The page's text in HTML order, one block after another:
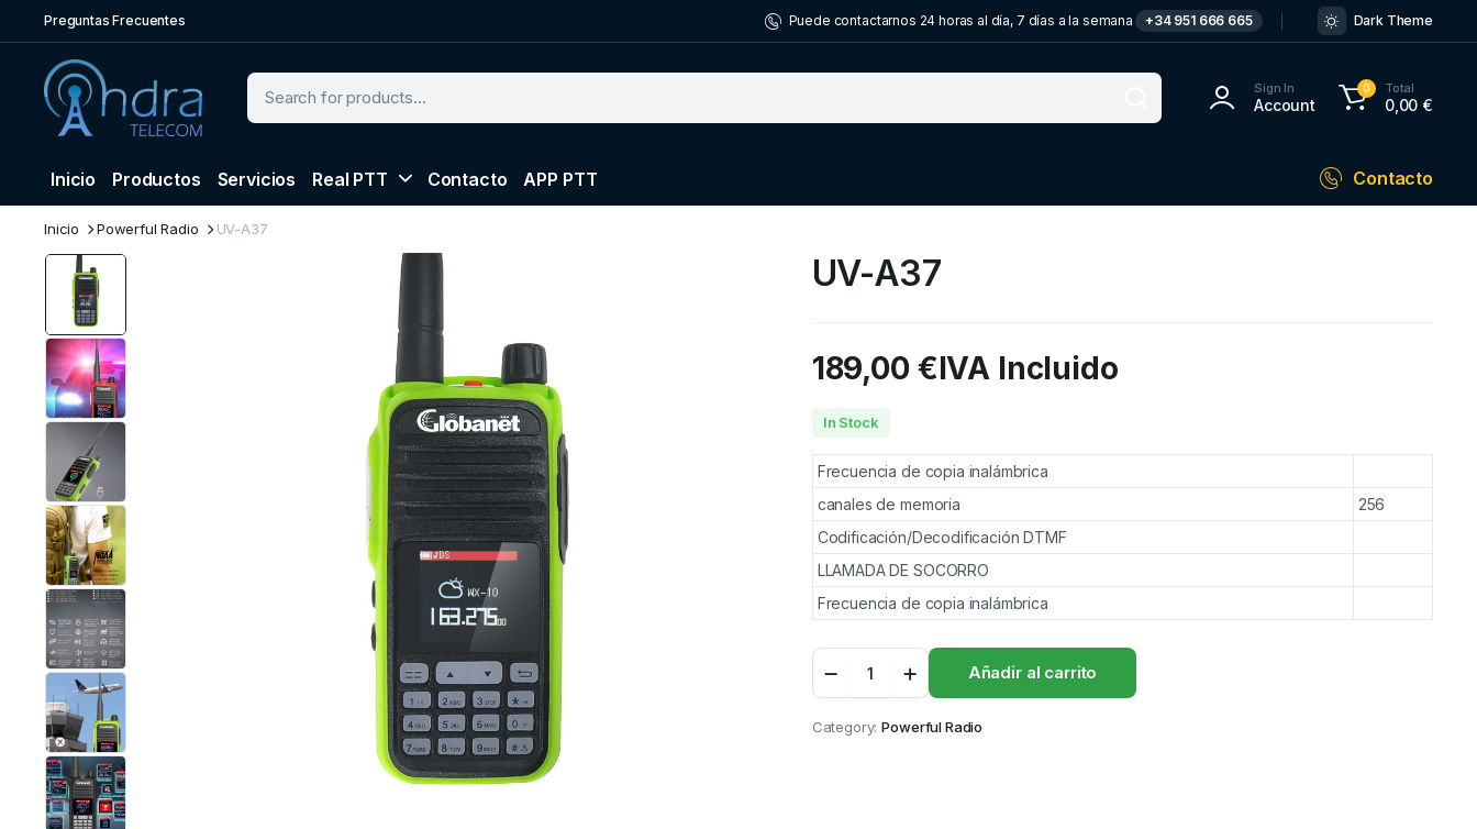
Preguntas Frecuentes Puede contactarnos 24 horas al día, 7 días a la semana +34 951 666 665 Dark Theme
Sign In
Account
0 Total
0,00 €
Inicio Productos Servicios Real PTT Contacto APP PTT Contacto
Inicio Powerful Radio UV-A37
UV-A37
189,00 €IVA Incluido
In Stock
Frecuencia de copia inalámbrica
canales de memoria
256
Codificación/Decodificación DTMF
LLAMADA DE SOCORRO
Frecuencia de copia inalámbrica
A37
quantity
Añadir al carrito
Category: Powerful Radio